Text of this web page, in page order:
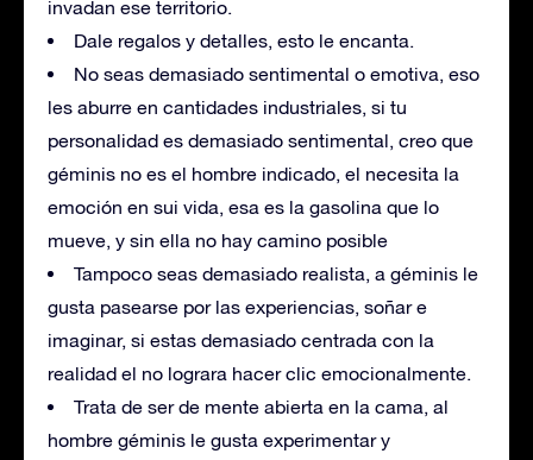
invadan ese territorio.
Dale regalos y detalles, esto le encanta.
No seas demasiado sentimental o emotiva, eso
les aburre en cantidades industriales, si tu
personalidad es demasiado sentimental, creo que
géminis no es el hombre indicado, el necesita la
emoción en sui vida, esa es la gasolina que lo
mueve, y sin ella no hay camino posible
Tampoco seas demasiado realista, a géminis le
gusta pasearse por las experiencias, soñar e
imaginar, si estas demasiado centrada con la
realidad el no lograra hacer clic emocionalmente.
Trata de ser de mente abierta en la cama, al
hombre géminis le gusta experimentar y